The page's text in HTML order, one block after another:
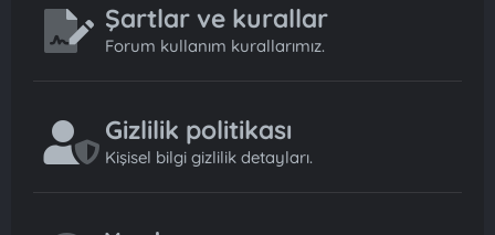
Şartlar ve kurallar
Forum kullanım kurallarımız.
Gizlilik politikası
Kişisel bilgi gizlilik detayları.